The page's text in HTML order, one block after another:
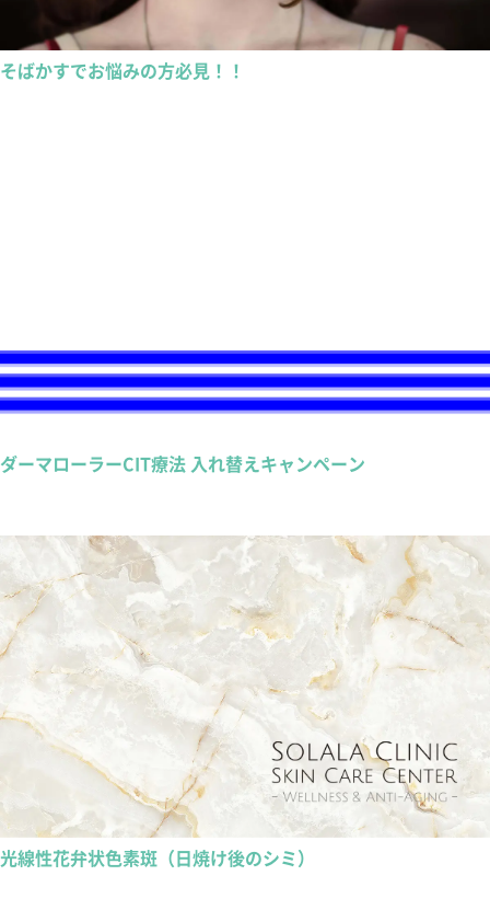
そばかすでお悩みの方必見！！
ダーマローラーCIT療法 入れ替えキャンペーン
光線性花弁状色素斑（日焼け後のシミ）